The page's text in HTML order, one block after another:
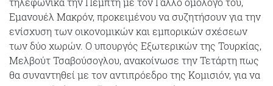
Εμανουέλ Μακρόν, προκειμένου να συζητήσουν για την
ενίσχυση των οικονομικών και εμπορικών σχέσεων
των δύο χωρών. Ο υπουργός Εξωτερικών της Τουρκίας,
Μελβούτ Τσαβούσογλου, ανακοίνωσε την Τετάρτη πως
θα συναντηθεί με τον αντιπρόεδρο της Κομισιόν, για να